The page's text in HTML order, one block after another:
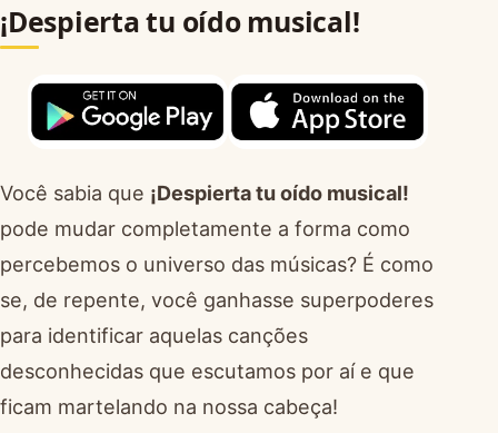
¡Despierta tu oído musical!
Você sabia que ¡Despierta tu oído musical!
pode mudar completamente a forma como
percebemos o universo das músicas? É como
se, de repente, você ganhasse superpoderes
para identificar aquelas canções
desconhecidas que escutamos por aí e que
ficam martelando na nossa cabeça!